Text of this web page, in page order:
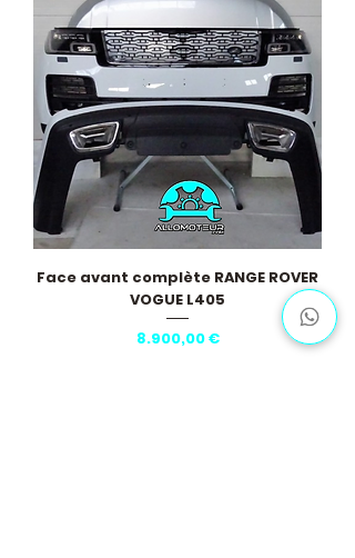
Face avant complète RANGE ROVER
VOGUE L405
Pris
8.900,00 €